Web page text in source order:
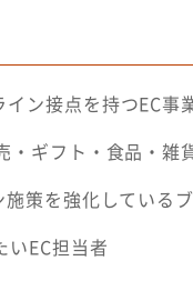
ン接点を持つEC事
・ギフト・食品・雑
策を強化している
いEC担当者